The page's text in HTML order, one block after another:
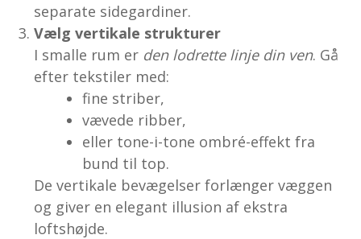
separate sidegardiner.
Vælg vertikale strukturer
I smalle rum er den lodrette linje din ven. Gå
efter tekstiler med:
fine striber,
vævede ribber,
eller tone-i-tone ombré-effekt fra
bund til top.
De vertikale bevægelser forlænger væggen
og giver en elegant illusion af ekstra
loftshøjde.